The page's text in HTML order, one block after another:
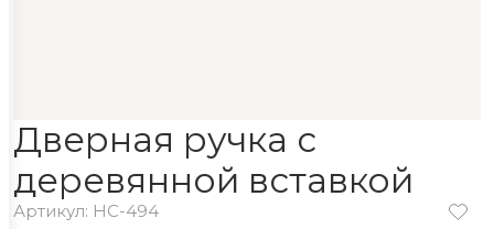
Дверная ручка с
деревянной вставкой
Артикул: HC-494